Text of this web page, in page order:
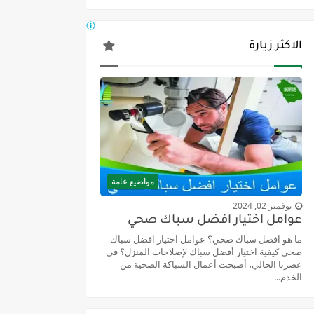
الاكثر زيارة
مواضيع عامة
نوفمبر 02, 2024
عوامل اختيار افضل سباك صحي
ما هو افضل سباك صحي؟ عوامل اختيار افضل سباك
صحي كيفية اختيار أفضل سباك لإصلاحات المنزل؟ في
عصرنا الحالي، أصبحت أعمال السباكة الصحية من
الخدم...